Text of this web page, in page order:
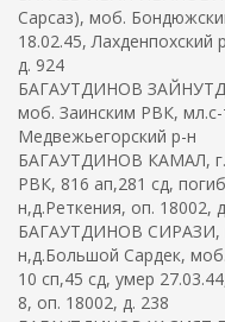
Сарсаз), моб.
18.02.45,
д. 924
БАГАУТДИНОВ
моб. Заинским РВК,
Медвежьегорский р-н
БАГАУТДИНОВ КАМАЛ,
РВК, 816 ап,281 сд,
н,д.Реткения, оп. 18002,
БАГАУТДИНОВ СИРАЗИ,
н,д.Большой Сардек,
10 сп,45 сд, умер
8, оп. 18002, д. 238